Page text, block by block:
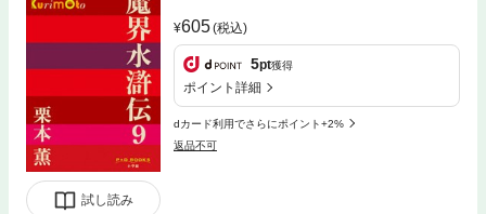
試し読み
605(税込)
5pt獲得
ポイント詳細
dカード利用でさらにポイント+2%
返品不可